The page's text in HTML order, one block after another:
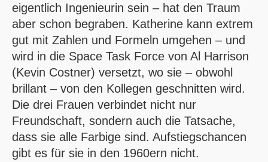
eigentlich Ingenieurin sein – hat den Traum
aber schon begraben. Katherine kann extrem
gut mit Zahlen und Formeln umgehen – und
wird in die Space Task Force von Al Harrison
(Kevin Costner) versetzt, wo sie – obwohl
brillant – von den Kollegen geschnitten wird.
Die drei Frauen verbindet nicht nur
Freundschaft, sondern auch die Tatsache,
dass sie alle Farbige sind. Aufstiegschancen
gibt es für sie in den 1960ern nicht.